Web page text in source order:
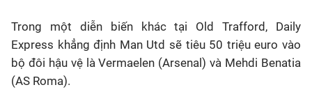
Trong một diễn biến khác tại Old Trafford, Daily
Express khẳng định Man Utd sẽ tiêu 50 triệu euro vào
bộ đôi hậu vệ là Vermaelen (Arsenal) và Mehdi Benatia
(AS Roma).